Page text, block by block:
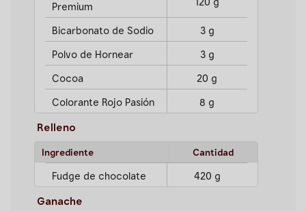
Premium
120 g
Bicarbonato de Sodio 3 g
Polvo de Hornear 3 g
Cocoa 20 g
Colorante Rojo Pasión 8 g
Relleno
Ingrediente Cantidad
Fudge de chocolate 420 g
Ganache